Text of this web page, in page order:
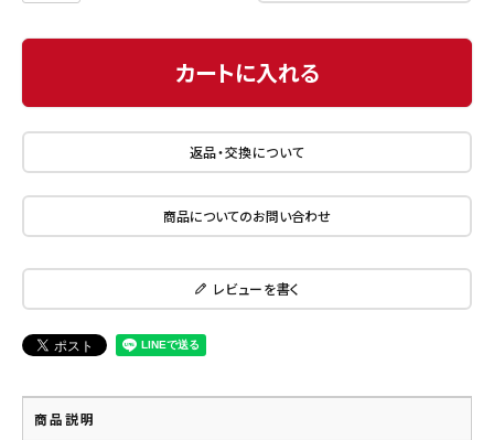
カートに入れる
返品・交換について
商品についてのお問い合わせ
レビューを書く
商品説明